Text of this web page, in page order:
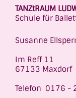
TANZtRAUM
Schule für
Susanne
Im Reff 11
67133 Maxdorf
Telefon 0176 -